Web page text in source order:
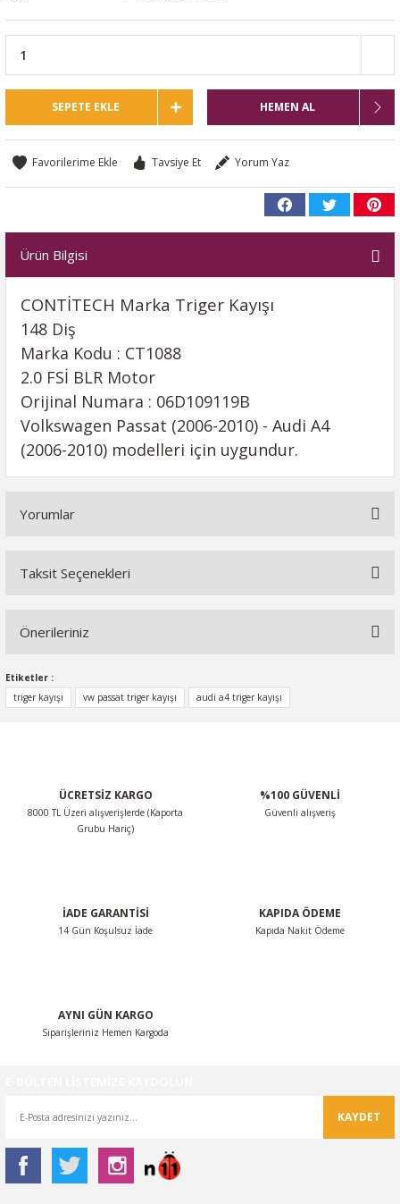
SEPETE EKLE HEMEN AL
Tavsiye Et Yorum Yaz
Ürün Bilgisi
CONTİTECH Marka Triger Kayışı
148 Diş
Marka Kodu : CT1088
2.0 FSİ BLR Motor
Orijinal Numara : 06D109119B
Volkswagen Passat (2006-2010) - Audi A4
(2006-2010) modelleri için uygundur.
Yorumlar
Taksit Seçenekleri
Önerileriniz
Bu ürünün fiyat bilgisi, resim, ürün açıklamalarında ve diğer
konularda yetersiz gördüğünüz noktaları öneri formunu
kullanarak tarafımıza iletebilirsiniz.
Ürün açıklamasında eksik bilgiler bulunuyor.
Ürün bilgilerinde hatalar bulunuyor.
Etiketler :
triger kayışı
vw passat triger kayışı audi a4 triger kayışı
ÜCRETSİZ KARGO
8000 TL Üzeri alışverişlerde (Kaporta
Grubu Hariç)
%100 GÜVENLİ
Güvenli alışveriş
İADE GARANTİSİ
14 Gün Koşulsuz İade
KAPIDA ÖDEME
Kapıda Nakit Ödeme
AYNI GÜN KARGO
Siparişleriniz Hemen Kargoda
KAYDET